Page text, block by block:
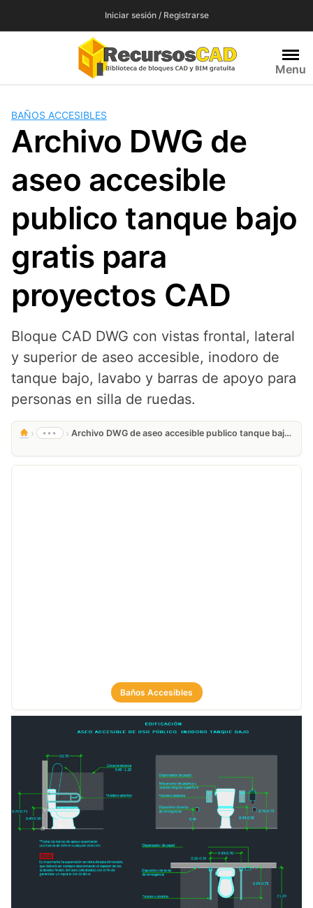
Iniciar sesión / Registrarse
Menu
BAÑOS ACCESIBLES
Archivo DWG de
aseo accesible
publico tanque bajo
gratis para
proyectos CAD
Bloque CAD DWG con vistas frontal, lateral
y superior de aseo accesible, inodoro de
tanque bajo, lavabo y barras de apoyo para
personas en silla de ruedas.
› ••• › Archivo DWG de aseo accesible publico tanque bajo gratis para proyectos CAD
Baños Accesibles